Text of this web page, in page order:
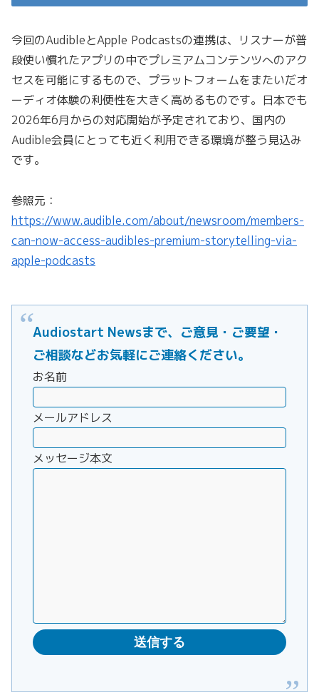
今回のAudibleとApple Podcastsの連携は、リスナーが普
段使い慣れたアプリの中でプレミアムコンテンツへのアク
セスを可能にするもので、プラットフォームをまたいだオ
ーディオ体験の利便性を大きく高めるものです。日本でも
2026年6月からの対応開始が予定されており、国内の
Audible会員にとっても近く利用できる環境が整う見込み
です。
参照元：
https://www.audible.com/about/newsroom/members-
can-now-access-audibles-premium-storytelling-via-
apple-podcasts
Audiostart Newsまで、ご意見・ご要望・
ご相談などお気軽にご連絡ください。
お名前
メールアドレス
メッセージ本文